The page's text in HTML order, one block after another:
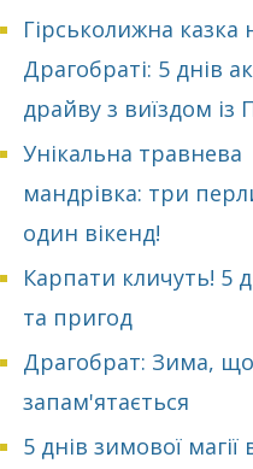
Гірськолижна казка
Драгобраті: 5 днів
драйву з виїздом із
Унікальна травнева
мандрівка: три
один вікенд!
Карпати кличуть! 5
та пригод
Драгобрат: Зима, що
запам'ятається
5 днів зимової магії